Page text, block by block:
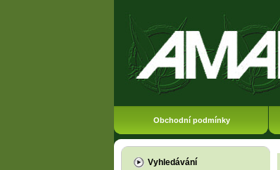
Obchodní podmínky
Vyhledávání